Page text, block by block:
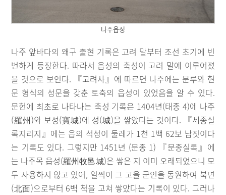
나주읍성
나주 앞바다의 왜구 출현 기록은 고려 말부터 조선 초기에 빈
번하게 등장한다. 따라서 읍성의 축성이 고려 말에 이루어졌
을 것으로 보인다. 『고려사』에 따르면 나주에는 문루와 현
문 형식의 성문을 갖춘 토축의 읍성이 있었음을 알 수 있다.
문헌에 최초로 나타나는 축성 기록은 1404년(태종 4)에 나주
(羅州)와 보성(寶城)에 성(城)을 쌓았다는 것이다. 『세종실
록지리지』에는 읍의 석성이 둘레가 1천 1백 62보 남짓이다
는 기록도 있다. 그렇지만 1451년 (문종 1) 『문종실록』에
는 나주목 읍성(羅州牧邑城)은 쌓은 지 이미 오래되었으니 모
두 사용하지 않고 있어, 일찍이 그 고을 군인을 동원하여 북면
(北面)으로부터 6백 척을 고쳐 쌓았다는 기록이 있다. 그러나